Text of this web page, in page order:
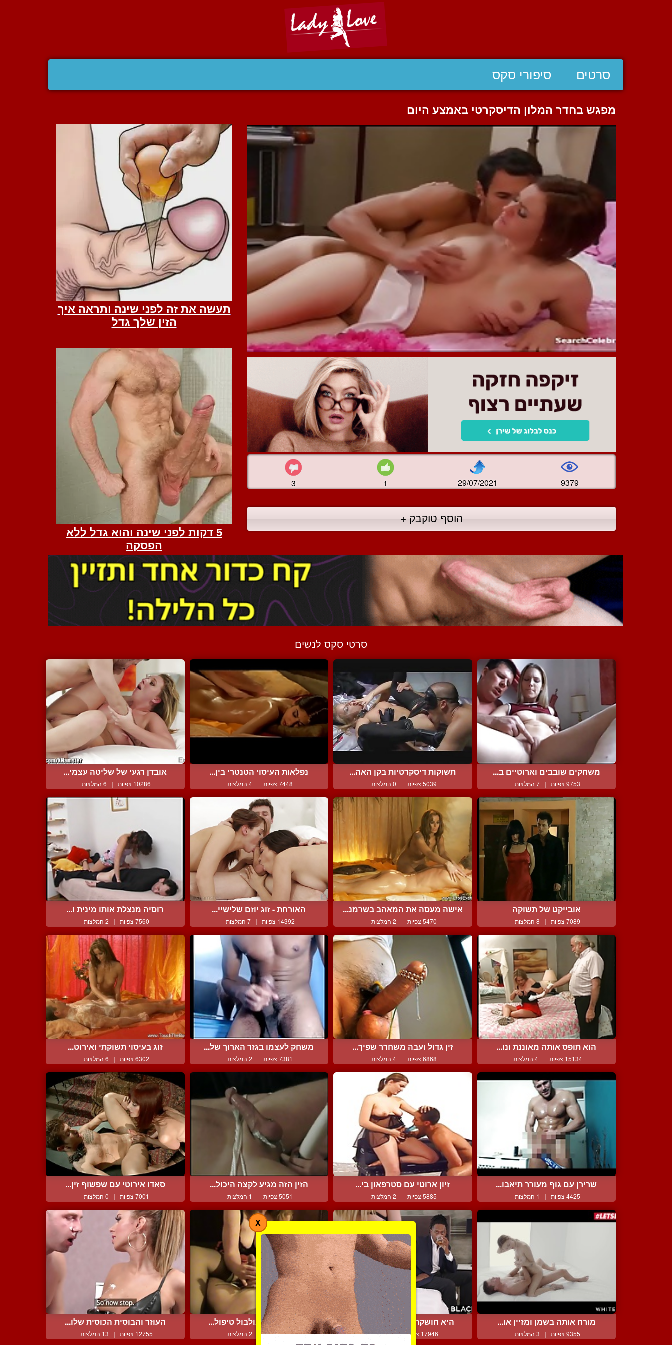
סרטים סיפורי סקס
מפגש בחדר המלון הדיסקרטי באמצע היום
3 1 29/07/2021 9379
הוסף טוקבק +
סרטי סקס לנשים
משחקים שובבים וארוטיים ב...
9753 צפיות | 7 המלצות
תשוקות דיסקרטיות בקן האה...
5039 צפיות | 0 המלצות
נפלאות העיסוי הטנטרי בין...
7448 צפיות | 4 המלצות
אובדן רגעי של שליטה עצמי...
10286 צפיות | 6 המלצות
אובייקט של תשוקה
7089 צפיות | 8 המלצות
אישה מעסה את המאהב בשרמנ...
5470 צפיות | 2 המלצות
האורחת - זוג יוזם שלישיי...
14392 צפיות | 7 המלצות
רוסיה מנצלת אותו מינית ו...
7560 צפיות | 2 המלצות
הוא תופס אותה מאוננת ונו...
15134 צפיות | 4 המלצות
זין גדול ועבה משחרר שפיך...
6868 צפיות | 4 המלצות
משחק לעצמו בגזר הארוך של...
7381 צפיות | 2 המלצות
זוג בעיסוי תשוקתי ואירוט...
6302 צפיות | 6 המלצות
שרירן עם גוף מעורר תיאבו...
4425 צפיות | 1 המלצות
זיון ארוטי עם סטרפאון בי...
5885 צפיות | 2 המלצות
הזין הזה מגיע לקצה היכול...
5051 צפיות | 1 המלצות
סאדו אירוטי עם שפשוף זין...
7001 צפיות | 0 המלצות
מורח אותה בשמן ומזיין או...
9355 צפיות | 3 המלצות
היא חושקת בזין הענק של ה...
17946 צפיות | 8 המלצות
אישה נותנת לבולבול טיפול...
5839 צפיות | 2 המלצות
העוזר והבוסית הכוסית שלו...
12755 צפיות | 13 המלצות
X